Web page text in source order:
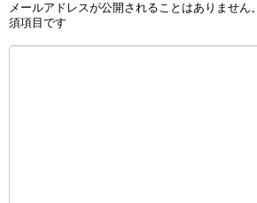
メールアドレスが公開されることはありません。
須項目です